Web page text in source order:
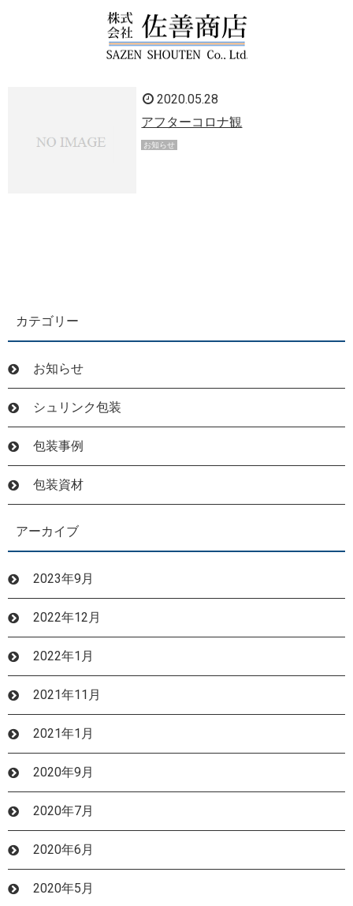
2020.05.28
アフターコロナ観
お知らせ
カテゴリー
お知らせ
シュリンク包装
包装事例
包装資材
アーカイブ
2023年9月
2022年12月
2022年1月
2021年11月
2021年1月
2020年9月
2020年7月
2020年6月
2020年5月